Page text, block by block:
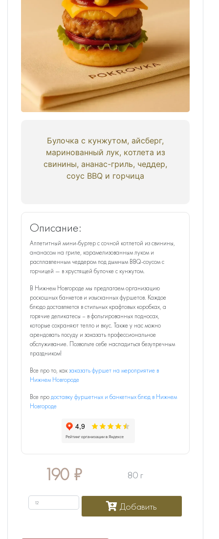
Булочка с кунжутом, айсберг,
маринованный лук, котлета из
свинины, ананас-гриль, чеддер,
соус BBQ и горчица
Описание:
Аппетитный мини-бургер с сочной котлетой из свинины,
ананасом на гриле, карамелизованным луком и
расплавленным чеддером под дымным BBQ-соусом с
горчицей — в хрустящей булочке с кунжутом.
В Нижнем Новгороде мы предлагаем организацию
роскошных банкетов и изысканных фуршетов. Каждое
блюдо доставляется в стильных крафтовых коробках, а
горячие деликатесы – в фольгированных подносах,
которые сохраняют тепло и вкус. Также у нас можно
арендовать посуду и заказать профессиональное
обслуживание. Позвольте себе насладиться безупречным
праздником!
Все про то, какзаказать фуршет на мероприятие в
Нижнем Новгороде
Все продоставку фуршетных и банкетных блюд в Нижнем
Новгороде
190₽ 80 г
Добавить